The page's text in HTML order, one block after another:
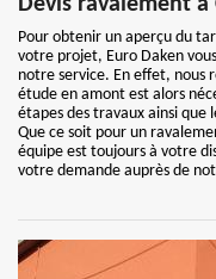
Devis ravalement à
Pour obtenir un aperçu du
votre projet, Euro Daken
notre service. En effet, nous
étude en amont est alors
étapes des travaux ainsi que
Que ce soit pour un
équipe est toujours à votre
votre demande auprès de